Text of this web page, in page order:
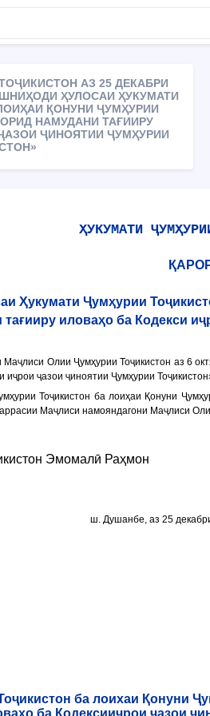
АЗ 25 ДЕКАБРИ
ҲУЛОСАИ ҲУКУМАТИ
ҚОНУНИ ҶУМҲУРИИ
НАМУДАНИ ТАҒИИРУ
ҶИНОЯТИИ ҶУМҲУРИИ
ҲУКУМАТИ
Ҳукумати Ҷумҳурии
иловаҳо ба Кодекси
Олии Ҷумҳурии Тоҷикистон аз 6
иҷрои ҷазои ҷиноятии Ҷумҳурии
Тоҷикистон ба лоиҳаи Қонуни
Маҷлиси намояндагони Маҷлиси
Эмомалӣ Раҳмон
ш. Душанбе, аз 25
ба лоихаи Қонуни
ба Кодексииҷрои ҷазои